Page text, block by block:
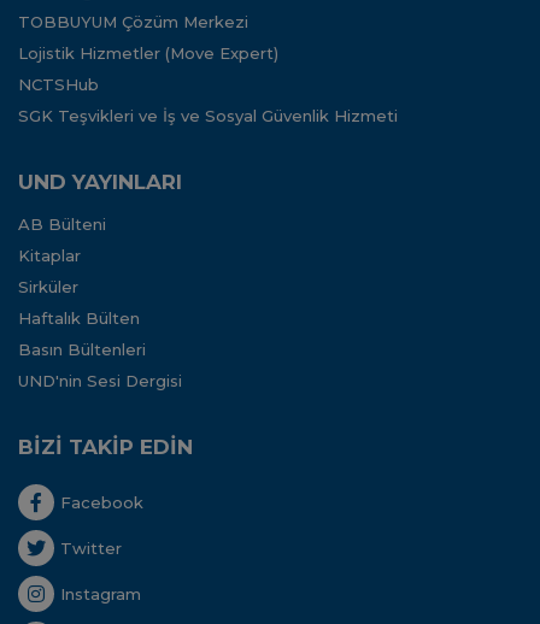
TOBBUYUM Çözüm Merkezi
Lojistik Hizmetler (Move Expert)
NCTSHub
SGK Teşvikleri ve İş ve Sosyal Güvenlik Hizmeti
UND YAYINLARI
AB Bülteni
Kitaplar
Sirküler
Haftalık Bülten
Basın Bültenleri
UND'nin Sesi Dergisi
BİZİ TAKİP EDİN
Facebook
Twitter
Instagram